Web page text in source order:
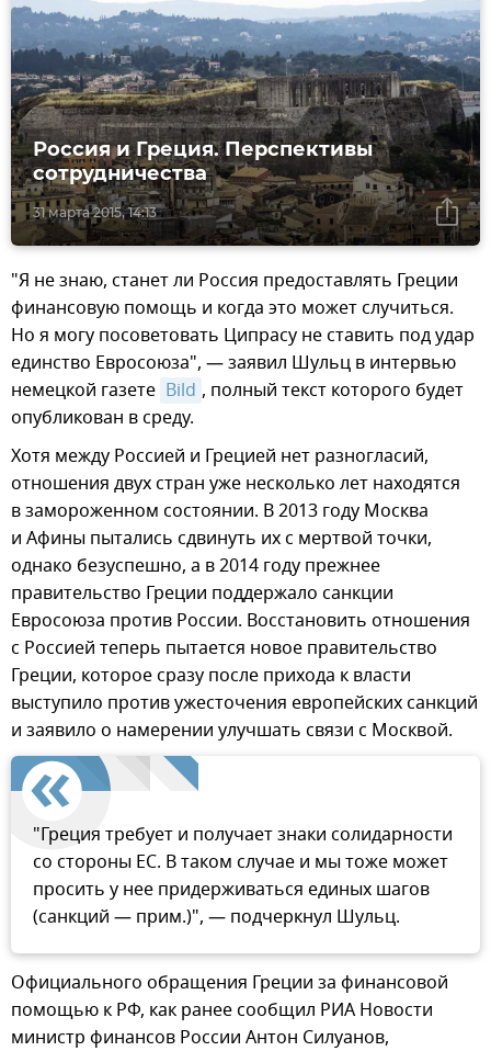
31 марта 2015, 14:13
Россия и Греция. Перспективы
сотрудничества
"Я не знаю, станет ли Россия предоставлять Греции
финансовую помощь и когда это может случиться.
Но я могу посоветовать Ципрасу не ставить под удар
единство Евросоюза", — заявил Шульц в интервью
немецкой газете Bild , полный текст которого будет
опубликован в среду.
Хотя между Россией и Грецией нет разногласий,
отношения двух стран уже несколько лет находятся
в замороженном состоянии. В 2013 году Москва
и Афины пытались сдвинуть их с мертвой точки,
однако безуспешно, а в 2014 году прежнее
правительство Греции поддержало санкции
Евросоюза против России. Восстановить отношения
с Россией теперь пытается новое правительство
Греции, которое сразу после прихода к власти
выступило против ужесточения европейских санкций
и заявило о намерении улучшать связи с Москвой.
"Греция требует и получает знаки солидарности
со стороны ЕС. В таком случае и мы тоже может
просить у нее придерживаться единых шагов
(санкций — прим.)", — подчеркнул Шульц.
Официального обращения Греции за финансовой
помощью к РФ, как ранее сообщил РИА Новости
министр финансов России Антон Силуанов,